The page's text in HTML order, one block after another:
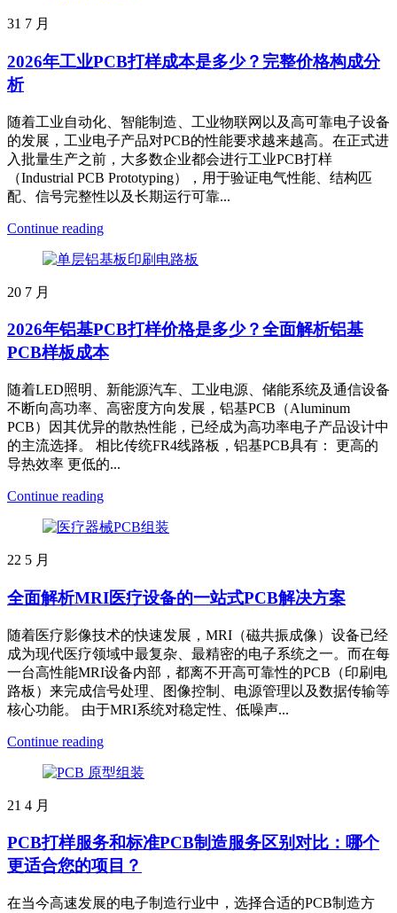
31 7 月
2026年工业PCB打样成本是多少？完整价格构成分
析
随着工业自动化、智能制造、工业物联网以及高可靠电子设备
的发展，工业电子产品对PCB的性能要求越来越高。在正式进
入批量生产之前，大多数企业都会进行工业PCB打样
（Industrial PCB Prototyping），用于验证电气性能、结构匹
配、信号完整性以及长期运行可靠...
Continue reading
20 7 月
2026年铝基PCB打样价格是多少？全面解析铝基
PCB样板成本
随着LED照明、新能源汽车、工业电源、储能系统及通信设备
不断向高功率、高密度方向发展，铝基PCB（Aluminum
PCB）因其优异的散热性能，已经成为高功率电子产品设计中
的主流选择。 相比传统FR4线路板，铝基PCB具有： 更高的
导热效率 更低的...
Continue reading
22 5 月
全面解析MRI医疗设备的一站式PCB解决方案
随着医疗影像技术的快速发展，MRI（磁共振成像）设备已经
成为现代医疗领域中最复杂、最精密的电子系统之一。而在每
一台高性能MRI设备内部，都离不开高可靠性的PCB（印刷电
路板）来完成信号处理、图像控制、电源管理以及数据传输等
核心功能。 由于MRI系统对稳定性、低噪声...
Continue reading
21 4 月
PCB打样服务和标准PCB制造服务区别对比：哪个
更适合您的项目？
在当今高速发展的电子制造行业中，选择合适的PCB制造方